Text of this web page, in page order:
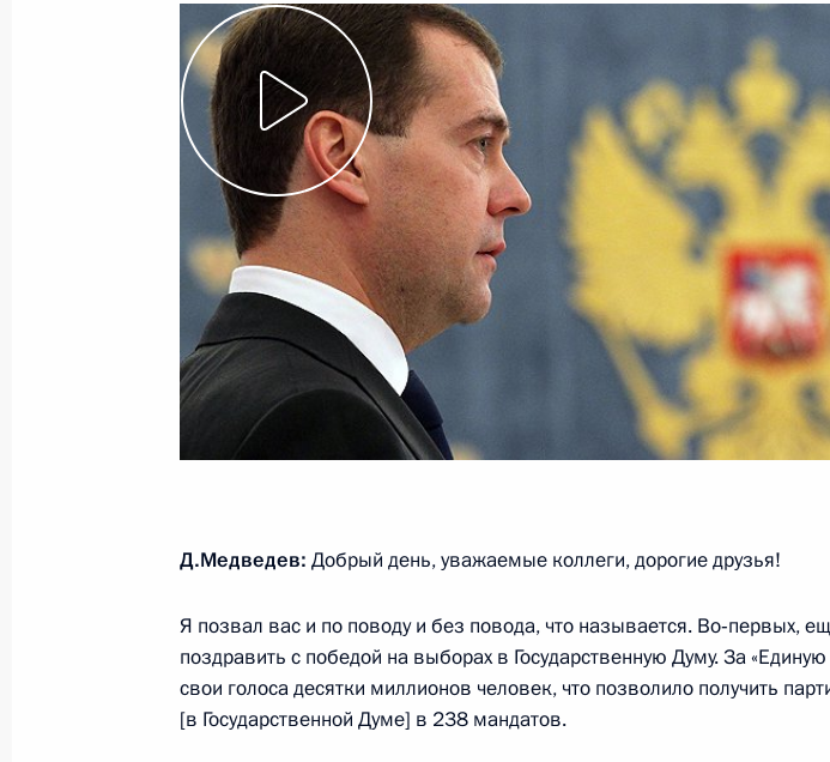
Показать следующие материалы
21 мая 2012 года, понедельник
Встреча с членами Правительства Российской Федерации
21 мая 2012 года, 15:15 Москва, Кремль
Утверждён новый состав Правительства
21 мая 2012 года, 14:00 Москва, Кремль
Владимир Путин вступил в должность Президента России
7 мая 2012 года, 12:30 Москва, Кремль
26 апреля 2012 года, четверг
Д.Медведев: Добрый день, уважаемые коллеги, дорогие друзья!
Я позвал вас и по поводу и без повода, что называется. Во‑первых,
поздравить с победой на выборах в Государственную Думу. За
свои голоса десятки миллионов человек, что позволило получить
[в Государственной Думе] в 238 мандатов.